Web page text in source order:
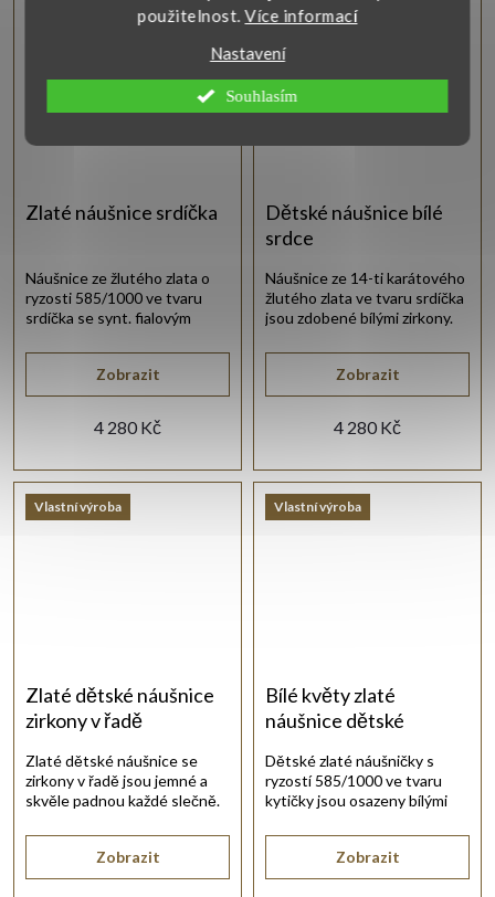
použitelnost.Více informací
Nastavení
Souhlasím
Zlaté náušnice srdíčka
4 280 Kč
Zobrazit
Náušnice ze žlutého zlata o
ryzosti 585/1000 ve tvaru
srdíčka se synt. fialovým
Vlastní výroba
Dětské náušnice bílé
srdce
4 280 Kč
Zobrazit
Náušnice ze 14-ti karátového
žlutého zlata ve tvaru srdíčka
jsou zdobené bílými zirkony.
Vlastní výroba
Zlaté dětské náušnice
zirkony v řadě
Zobrazit
Zlaté dětské náušnice se
zirkony v řadě jsou jemné a
skvěle padnou každé slečně.
Vlastní výroba
Bílé květy zlaté
náušnice dětské
Zobrazit
Dětské zlaté náušničky s
ryzostí 585/1000 ve tvaru
kytičky jsou osazeny bílými